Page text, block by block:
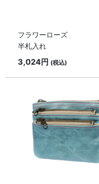
フラワーローズ
半札入れ
3,024円 (税込)